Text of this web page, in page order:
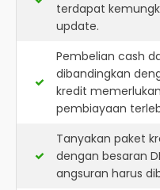
terdapat
update.
Pembelian cash
dibandingkan
kredit
pembiayaan
Tanyakan paket
dengan besaran
angsuran harus